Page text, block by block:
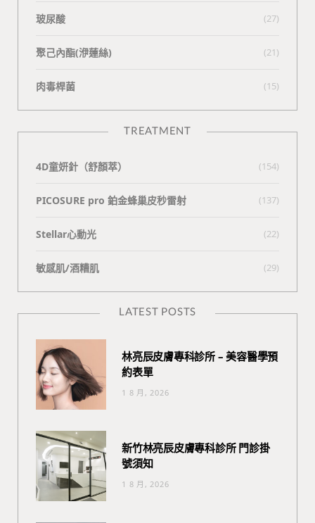
玻尿酸 (27)
聚己內酯(洢蓮絲) (21)
肉毒桿菌 (15)
TREATMENT
4D童妍針（舒顏萃） (154)
PICOSURE pro 鉑金蜂巢皮秒雷射 (137)
Stellar心動光 (22)
敏感肌/酒糟肌 (29)
LATEST POSTS
林亮辰皮膚專科診所 – 美容醫學預
約表單
1 8 月, 2026
新竹林亮辰皮膚專科診所 門診掛
號須知
1 8 月, 2026